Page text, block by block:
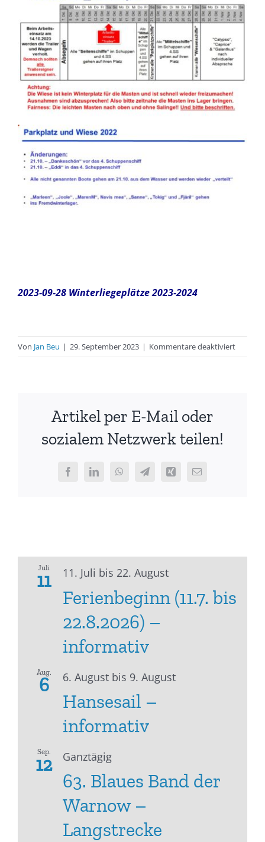
2023-09-28 Winterliegeplätze 2023-2024
Von Jan Beu | 29. September 2023 | Kommentare deaktiviertfür
Artikel per E-Mail oder
sozialem Netzwerk teilen!
FacebookLinkedInWhatsAppTelegramXing
E-
Juli
11 11. Juli bis 22. August
Ferienbeginn (11.7. bis
22.8.2026) –
informativ
Aug.
6 6. August bis 9. August
Hansesail –
informativ
Sep.
12 Ganztägig
63. Blaues Band der
Warnow –
Langstrecke